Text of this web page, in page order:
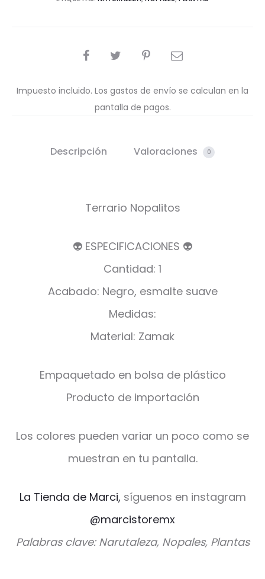
COMPARTIR
Impuesto incluido. Los gastos de envío se calculan en la
pantalla de pagos.
Descripción Valoraciones 0
Terrario Nopalitos
👽 ESPECIFICACIONES 👽
Cantidad: 1
Acabado: Negro, esmalte suave
Medidas:
Material: Zamak
Empaquetado en bolsa de plástico
Producto de importación
Los colores pueden variar un poco como se
muestran en tu pantalla.
La Tienda de Marci, síguenos en instagram
@marcistoremx
Palabras clave: Narutaleza, Nopales, Plantas